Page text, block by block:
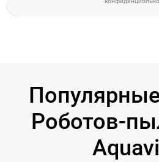
Роботов-